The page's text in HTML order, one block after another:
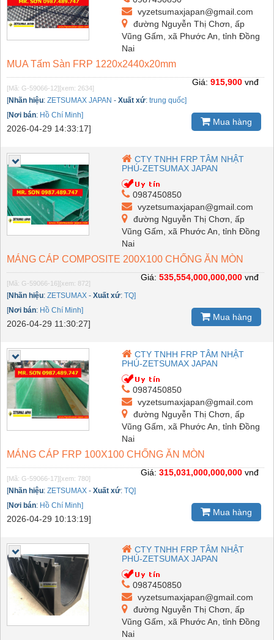
vyzetsumaxjapan@gmail.com
đường Nguyễn Thị Chơn, ấp
Vũng Gấm, xã Phước An, tỉnh Đồng
Nai
MUA Tấm Sàn FRP 1220x2440x20mm
[Mã: G-59066-12] [xem: 2634]
[Nhãn hiệu: ZETSUMAX JAPAN - Xuất xứ: trung quốc]
[Nơi bán: Hồ Chí Minh]
2026-04-29 14:33:17]
Giá: 915,900 vnđ
Mua hàng
CTY TNHH FRP TÂM NHẬT
PHÚ-ZETSUMAX JAPAN
0987450850
vyzetsumaxjapan@gmail.com
đường Nguyễn Thị Chơn, ấp
Vũng Gấm, xã Phước An, tỉnh Đồng
Nai
MÁNG CÁP COMPOSITE 200X100 CHỐNG ĂN MÒN
[Mã: G-59066-16] [xem: 872]
[Nhãn hiệu: ZETSUMAX - Xuất xứ: TQ]
[Nơi bán: Hồ Chí Minh]
2026-04-29 11:30:27]
Giá: 535,554,000,000,000 vnđ
Mua hàng
CTY TNHH FRP TÂM NHẬT
PHÚ-ZETSUMAX JAPAN
0987450850
vyzetsumaxjapan@gmail.com
đường Nguyễn Thị Chơn, ấp
Vũng Gấm, xã Phước An, tỉnh Đồng
Nai
MÁNG CÁP FRP 100X100 CHỐNG ĂN MÒN
[Mã: G-59066-17] [xem: 780]
[Nhãn hiệu: ZETSUMAX - Xuất xứ: TQ]
[Nơi bán: Hồ Chí Minh]
2026-04-29 10:13:19]
Giá: 315,031,000,000,000 vnđ
Mua hàng
CTY TNHH FRP TÂM NHẬT
PHÚ-ZETSUMAX JAPAN
0987450850
vyzetsumaxjapan@gmail.com
đường Nguyễn Thị Chơn, ấp
Vũng Gấm, xã Phước An, tỉnh Đồng
Nai